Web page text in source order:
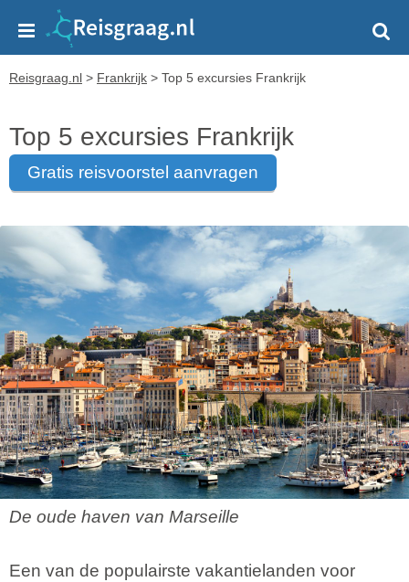
Reisgraag.nl > Frankrijk > Top 5 excursies Frankrijk
Top 5 excursies Frankrijk
gratis reisvoorstel aanvragen
De oude haven van Marseille
Een van de populairste vakantielanden voor